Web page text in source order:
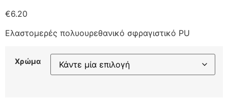
€6.20
Ελαστομερές πολυουρεθανικό σφραγιστικό PU
Χρώμα